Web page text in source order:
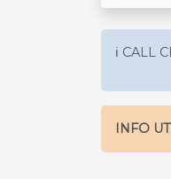
ℹ️ CALL
INFO